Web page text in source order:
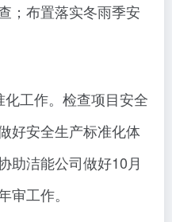
；布置落实冬雨季安
工作。检查项目安全
好安全生产标准化体
助洁能公司做好10月
审工作。